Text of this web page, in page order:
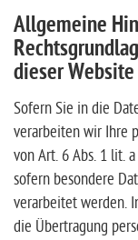
Allgemeine
dieser Website
Sofern Sie in die
verarbeiten wir Ihre
von Art. 6 Abs. 1 lit. a
sofern besondere
verarbeitet werden.
die Übertragung